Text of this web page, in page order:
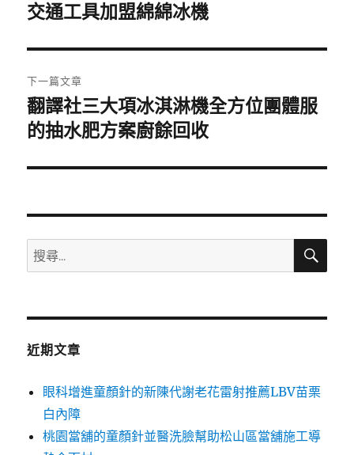
導
覽
一
文
章:
交通工具加盟綿綿冰機
下一篇文章
下
一
文
翻譯社三大項冰淇淋機全方位團體服
的抽水肥方案廚餘回收
搜
尋
鍵
搜
近期文章
眼科增進童顏針的新陳代謝老花雷射推薦LBV苗栗
白內障
桃園當舖的童顏針並醫洗臉幫助松山區當舖施工導